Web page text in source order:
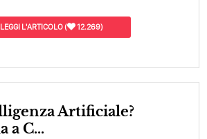
LEGGI L'ARTICOLO( 12.269)
a C...